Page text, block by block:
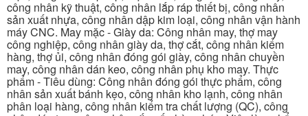
công nhân kỹ thuật, công nhân lắp ráp thiết bị, công nhân
sản xuất nhựa, công nhân dập kim loại, công nhân vận hành
máy CNC. May mặc - Giày da: Công nhân may, thợ may
công nghiệp, công nhân giày da, thợ cắt, công nhân kiểm
hàng, thợ ủi, công nhân đóng gói giày, công nhân chuyền
may, công nhân dán keo, công nhân phụ kho may. Thực
phẩm - Tiêu dùng: Công nhân đóng gói thực phẩm, công
nhân sản xuất bánh kẹo, công nhân kho lạnh, công nhân
phân loại hàng, công nhân kiểm tra chất lượng (QC), công